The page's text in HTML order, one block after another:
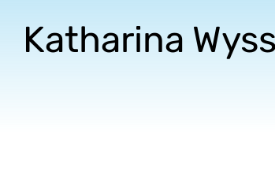
Katharina